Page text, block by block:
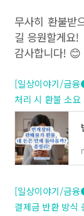
무사히 환불받
길 응원할게요!
감사합니다! 😊
[일상이야기/금
처리 시 환불 소요
[일상이야기/금
결제금 반환 방식